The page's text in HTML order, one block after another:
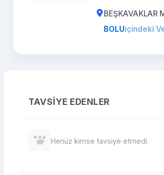
BEŞKAVAKLAR
BOLUiçindeki
TAVSIYE EDENLER
Henüz kimse tavsiye etmedi.